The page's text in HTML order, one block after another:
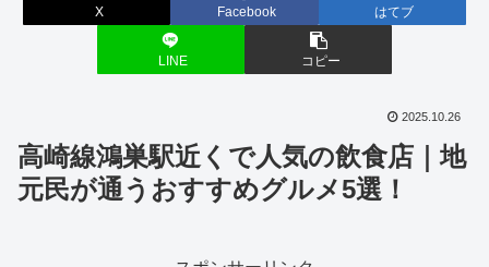
X Facebook はてブ
LINE コピー
2025.10.26
高崎線鴻巣駅近くで人気の飲食店｜地
元民が通うおすすめグルメ5選！